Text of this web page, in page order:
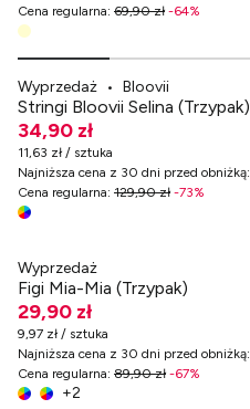
Cena regularna: 69,90 zł -64%
Wyprzedaż • Bloovii
Stringi Bloovii Selina (Trzypak)
34,90 zł
11,63 zł / sztuka
Najniższa cena z 30 dni przed obniżką:
Cena regularna: 129,90 zł -73%
Wyprzedaż
Figi Mia-Mia (Trzypak)
29,90 zł
9,97 zł / sztuka
Najniższa cena z 30 dni przed obniżką:
Cena regularna: 89,90 zł -67%
+2
-70% przy zakupach za min. 349 zł